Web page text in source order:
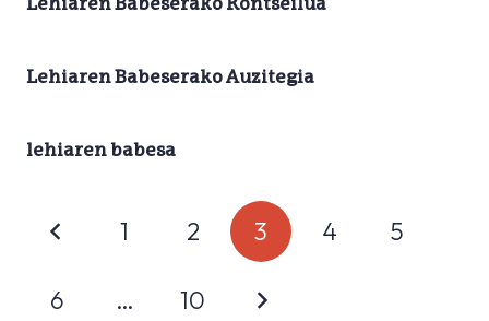
Lehiaren Babeserako Kontseilua
Lehiaren Babeserako Auzitegia
lehiaren babesa
1 2 3 4 5
6 … 10